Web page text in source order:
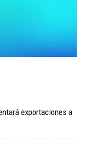
exportaciones a